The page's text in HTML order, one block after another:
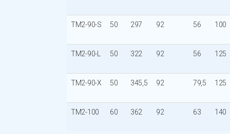
TM2-90-S 50 297 92 56 100
TM2-90-L 50 322 92 56 125
TM2-90-X 50 345,5 92 79,5 125
TM2-100 60 362 92 63 140